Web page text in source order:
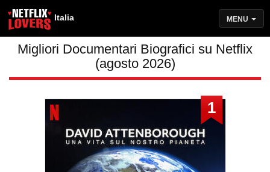
Italia MENU
Migliori Documentari Biografici su Netflix
(agosto 2026)
1